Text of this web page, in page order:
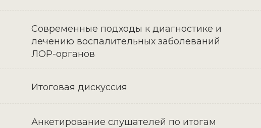
Современные подходы к диагностике и
лечению воспалительных заболеваний
ЛОР-органов
Итоговая дискуссия
Анкетирование слушателей по итогам